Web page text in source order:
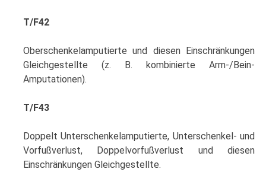
T/F42
Oberschenkelamputierte und diesen Einschränkungen
Gleichgestellte (z. B. kombinierte Arm-/Bein-
Amputationen).
T/F43
Doppelt Unterschenkelamputierte, Unterschenkel- und
Vorfußverlust, Doppelvorfußverlust und diesen
Einschränkungen Gleichgestellte.